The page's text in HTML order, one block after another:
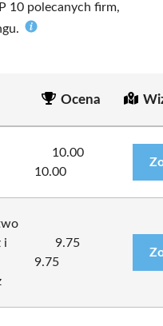
10 polecanych firm,
Ocena
10.00
10.00
i
9.75
9.75